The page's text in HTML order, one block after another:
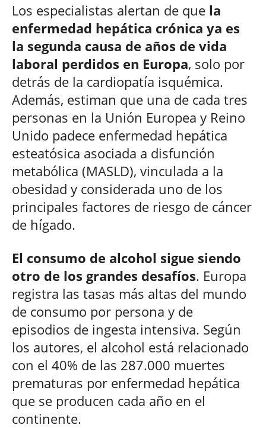
Los especialistas alertan de que la
enfermedad hepática crónica ya es
la segunda causa de años de vida
laboral perdidos en Europa, solo por
detrás de la cardiopatía isquémica.
Además, estiman que una de cada tres
personas en la Unión Europea y Reino
Unido padece enfermedad hepática
esteatósica asociada a disfunción
metabólica (MASLD), vinculada a la
obesidad y considerada uno de los
principales factores de riesgo de cáncer
de hígado.
El consumo de alcohol sigue siendo
otro de los grandes desafíos. Europa
registra las tasas más altas del mundo
de consumo por persona y de
episodios de ingesta intensiva. Según
los autores, el alcohol está relacionado
con el 40% de las 287.000 muertes
prematuras por enfermedad hepática
que se producen cada año en el
continente.